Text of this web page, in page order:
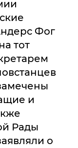
Фог
тот
и
Рады
о